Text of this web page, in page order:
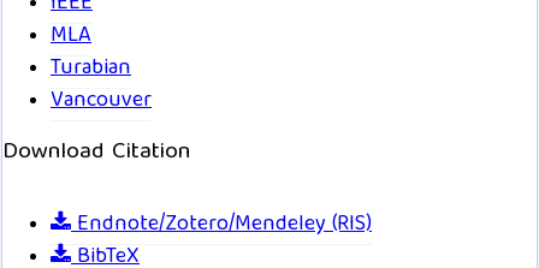
MLA
Turabian
Vancouver
Download Citation
Endnote/Zotero/Mendeley (RIS)
BibTeX